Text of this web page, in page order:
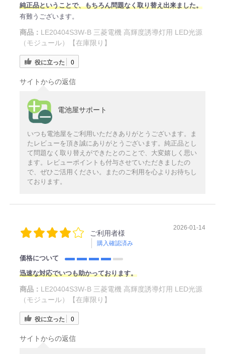
純正品ということで、もちろん問題なく取り替え出来ました。
有難うございます。
商品： LE20404S3W-B 三菱電機 高輝度誘導灯用 LED光源
（モジュール）【在庫限り】
役に立った 0
サイトからの返信
電池屋サポート
いつも電池屋をご利用いただきありがとうございます。ま
たレビューを頂き誠にありがとうございます。純正品とし
て問題なく取り替えができたとのことで、大変嬉しく思い
ます。レビューポイントも付与させていただきましたの
で、ぜひご活用ください。またのご利用を心よりお待ちし
ております。
ご利用者様
購入確認済み
2026-01-14
価格について
迅速な対応でいつも助かっております。
商品： LE20404S3W-B 三菱電機 高輝度誘導灯用 LED光源
（モジュール）【在庫限り】
役に立った 0
サイトからの返信